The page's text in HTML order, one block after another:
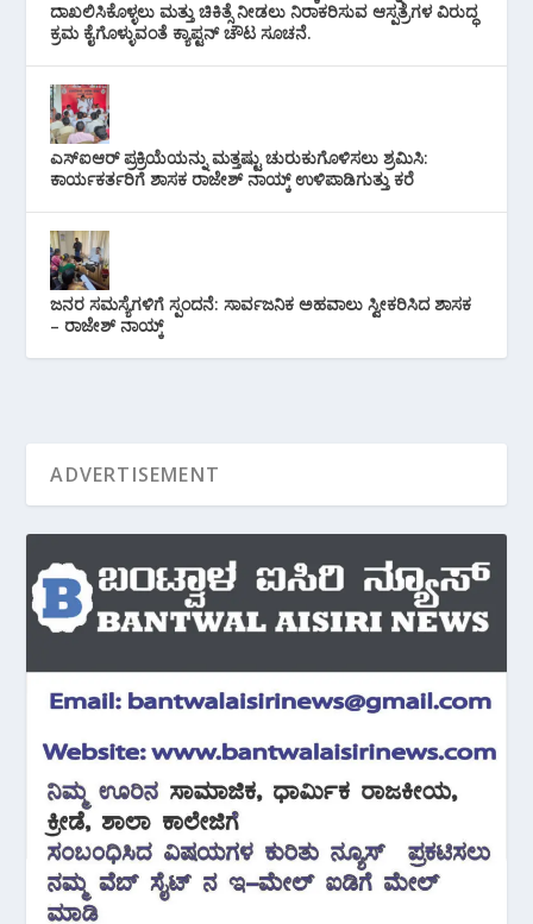
ದಾಖಲಿಸಿಕೊಳ್ಳಲು ಮತ್ತು ಚಿಕಿತ್ಸೆ ನೀಡಲು ನಿರಾಕರಿಸುವ ಆಸ್ಪತ್ರೆಗಳ ವಿರುದ್ಧ
ಕ್ರಮ ಕೈಗೊಳ್ಳುವಂತೆ ಕ್ಯಾಪ್ಟನ್ ಚೌಟ ಸೂಚನೆ.
ಎಸ್‌ಐಆರ್ ಪ್ರಕ್ರಿಯೆಯನ್ನು ಮತ್ತಷ್ಟು ಚುರುಕುಗೊಳಿಸಲು ಶ್ರಮಿಸಿ:
ಕಾರ್ಯಕರ್ತರಿಗೆ ಶಾಸಕ ರಾಜೇಶ್ ನಾಯ್ಕ್ ಉಳಿಪಾಡಿಗುತ್ತು ಕರೆ
ಜನರ ಸಮಸ್ಯೆಗಳಿಗೆ ಸ್ಪಂದನೆ: ಸಾರ್ವಜನಿಕ ಅಹವಾಲು ಸ್ವೀಕರಿಸಿದ ಶಾಸಕ
– ರಾಜೇಶ್ ನಾಯ್ಕ್